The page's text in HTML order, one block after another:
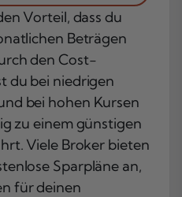
Vorteil, dass du
Beträgen
den Cost-
du bei niedrigen
bei hohen Kursen
zu einem günstigen
Viele Broker bieten
Sparpläne an,
für deinen